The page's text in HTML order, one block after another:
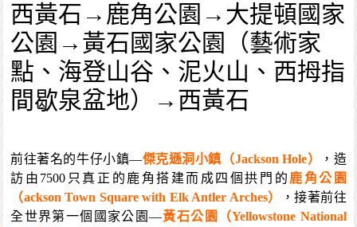
西黃石→鹿角公園→大提頓國家
公園→黃石國家公園（藝術家
點、海登山谷、泥火山、西拇指
間歇泉盆地）→西黃石
前往著名的牛仔小鎮—傑克遜洞小鎮（Jackson Hole）
，造
訪由7500只真正的鹿角搭建而成四個拱門的 鹿角公園
（ackson Town Square with Elk Antler Arches）
，接著前往
全世界第一個國家公園—黃石公園（Yellowstone National